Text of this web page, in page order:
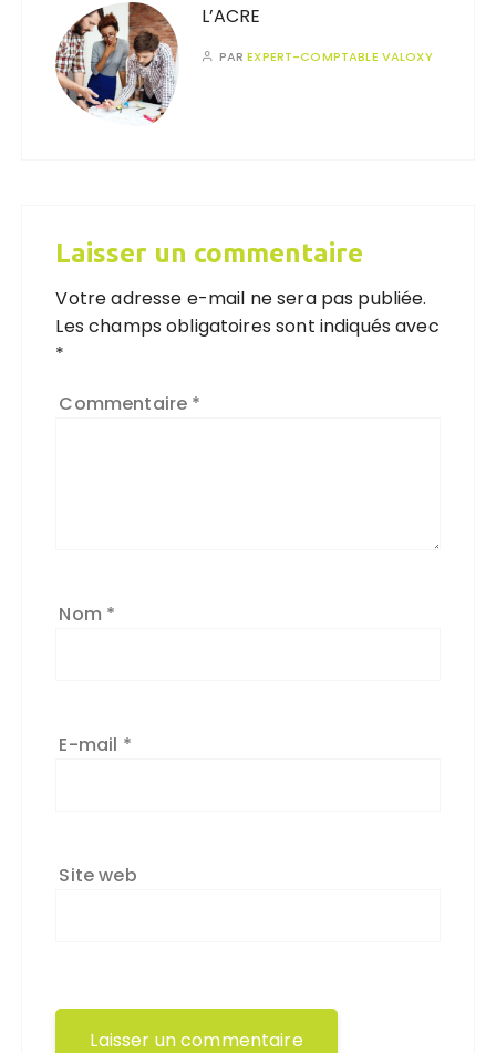
L’ACRE
PAREXPERT-COMPTABLE VALOXY
Laisser un commentaire
Votre adresse e-mail ne sera pas publiée.
Les champs obligatoires sont indiqués avec
*
Commentaire *
Nom *
E-mail *
Site web